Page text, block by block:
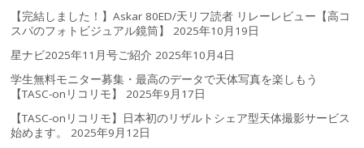
【完結しました！】Askar 80ED/天リフ読者 リレーレビュー【高コ
スパのフォトビジュアル鏡筒】
2025年10月19日
星ナビ2025年11月号ご紹介 2025年10月4日
学生無料モニター募集・最高のデータで天体写真を楽しもう
【TASC-onリコリモ】
2025年9月17日
【TASC-onリコリモ】日本初のリザルトシェア型天体撮影サービス
始めます。
2025年9月12日